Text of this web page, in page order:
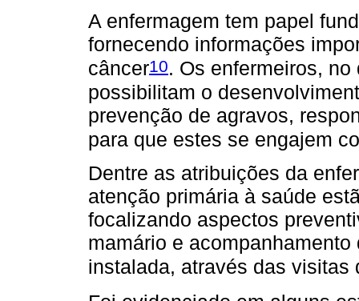
A enfermagem tem papel
fornecendo informações
câncer10. Os enfermeiros,
possibilitam o
prevenção de agravos,
para que estes se engajem
Dentre as atribuições da
atenção primária à saúde
focalizando aspectos
mamário e
instalada, através das visitas